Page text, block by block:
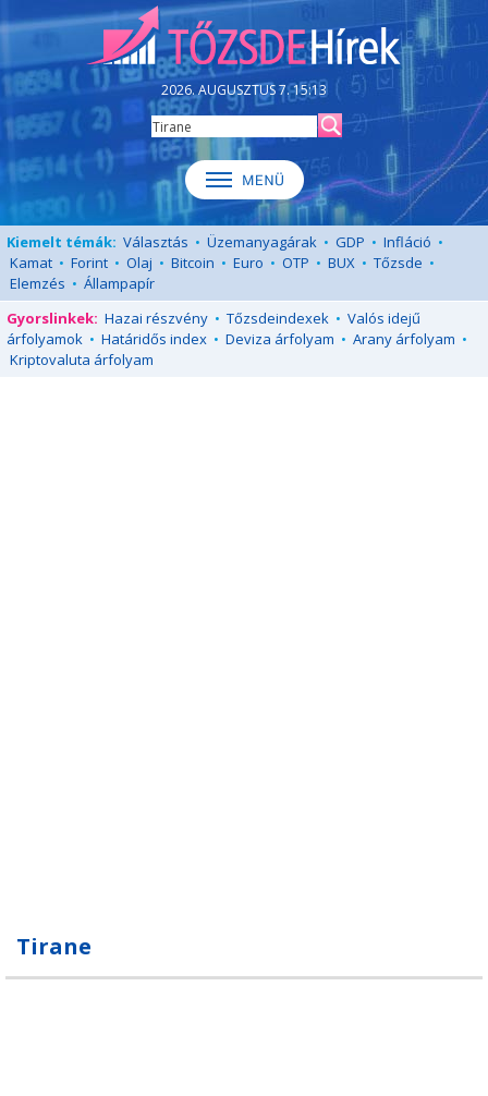
2026. AUGUSZTUS 7. 15:13
Kiemelt témák: Választás • Üzemanyagárak • GDP • Infláció •
Kamat • Forint • Olaj • Bitcoin • Euro • OTP • BUX • Tőzsde •
Elemzés • Állampapír
Gyorslinkek: Hazai részvény • Tőzsdeindexek • Valós idejű
árfolyamok • Határidős index • Deviza árfolyam • Arany árfolyam •
Kriptovaluta árfolyam
Tirane